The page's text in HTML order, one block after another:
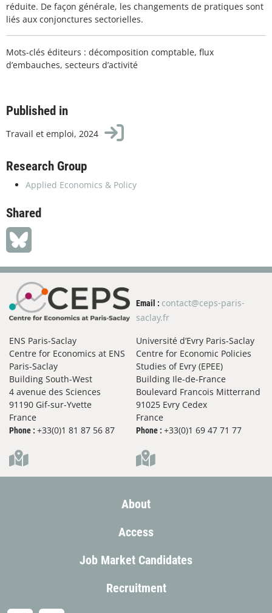
réduite. De façon générale, les changements de pratiques sont
liés aux conjonctures sectorielles.
Mots-clés éditeurs : décomposition comptable, flux
d’embauches, secteurs d’activité
Published in
Travail et emploi, 2024
Research Group
Applied Economics & Policy
Shared
Email : contact@ceps-paris-
saclay.fr
ENS Paris-Saclay
Centre for Economics at ENS
Paris-Saclay
Building South-West
4 avenue des Sciences
91190 Gif-sur-Yvette
France
Phone : +33(0)1 81 87 56 87
Université d’Evry Paris-Saclay
Centre for Economic Policies
Studies of Evry (EPEE)
Building Ile-de-France
Boulevard Francois Mitterrand
91025 Evry Cedex
France
Phone : +33(0)1 69 47 71 77
About
Access
Job Market Candidates
Recruitment